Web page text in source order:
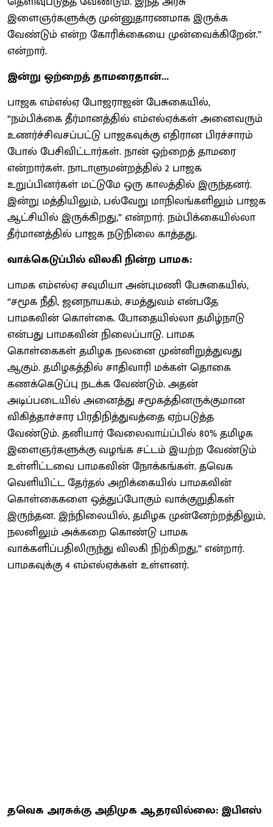
இளைஞர்களுக்கு முன்னுதாரணமாக இருக்க
வேண்டும் என்ற கோரிக்கையை முன்வைக்கிறேன்.”
என்றார்.
இன்று ஒற்றைத் தாமரைதான்...
பாஜக எம்எல்ஏ போஜராஜன் பேசுகையில்,
“நம்பிக்கை தீர்மானத்தில் எம்எல்ஏக்கள் அனைவரும்
உணர்ச்சிவசப்பட்டு பாஜகவுக்கு எதிரான பிரச்சாரம்
போல் பேசிவிட்டார்கள். நான் ஒற்றைத் தாமரை
என்றார்கள். நாடாளுமன்றத்தில் 2 பாஜக
உறுப்பினர்கள் மட்டுமே ஒரு காலத்தில் இருந்தனர்.
இன்று மத்தியிலும், பல்வேறு மாநிலங்களிலும் பாஜக
ஆட்சியில் இருக்கிறது,” என்றார். நம்பிக்கையில்லா
தீர்மானத்தில் பாஜக நடுநிலை காத்தது.
வாக்கெடுப்பில் விலகி நின்ற பாமக:
பாமக எம்எல்ஏ சவுமியா அன்புமணி பேசுகையில்,
“சமூக நீதி, ஜனநாயகம், சமத்துவம் என்பதே
பாமகவின் கொள்கை. போதையில்லா தமிழ்நாடு
என்பது பாமகவின் நிலைப்பாடு. பாமக
கொள்கைகள் தமிழக நலனை முன்னிறுத்துவது
ஆகும். தமிழகத்தில் சாதிவாரி மக்கள் தொகை
கணக்கெடுப்பு நடக்க வேண்டும். அதன்
அடிப்படையில் அனைத்து சமூகத்தினருக்குமான
விகித்தாச்சார பிரதிநித்துவத்தை ஏற்படுத்த
வேண்டும். தனியார் வேலைவாய்ப்பில் 80% தமிழக
இளைஞர்களுக்கு வழங்க சட்டம் இயற்ற வேண்டும்
உள்ளிட்டவை பாமகவின் நோக்கங்கள். தவெக
வெளியிட்ட தேர்தல் அறிக்கையில் பாமகவின்
கொள்கைகளை ஒத்துப்போகும் வாக்குறுதிகள்
இருந்தன. இந்நிலையில், தமிழக முன்னேற்றத்திலும்,
நலனிலும் அக்கறை கொண்டு பாமக
வாக்களிப்பதிலிருந்து விலகி நிற்கிறது,” என்றார்.
பாமகவுக்கு 4 எம்எல்ஏக்கள் உள்ளனர்.
தவெக அரசுக்கு அதிமுக ஆதரவில்லை: இபிஎஸ்